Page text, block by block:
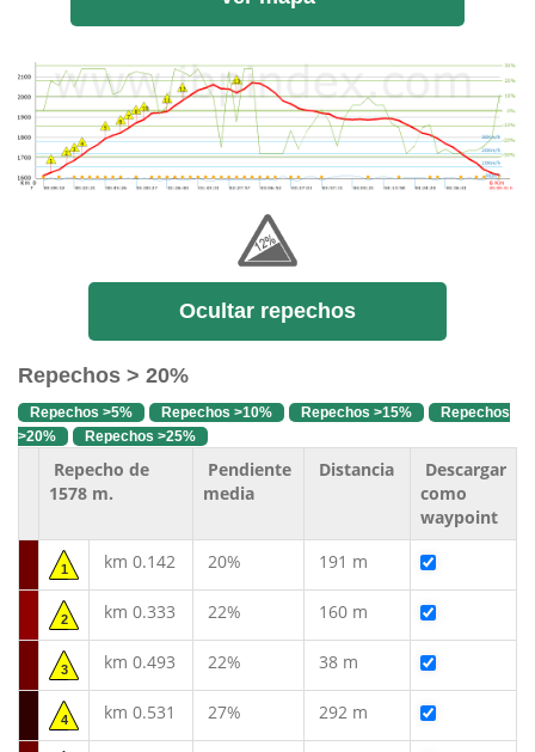
Ocultar repechos
Repechos > 20%
Repechos >5% Repechos >10% Repechos >15%
Repechos
>20%
Repechos >25%
Repecho de
1578 m.
Pendiente
media
Distancia
Descargar
como
waypoint
1 km 0.142 20% 191 m
2 km 0.333 22% 160 m
3 km 0.493 22% 38 m
4 km 0.531 27% 292 m